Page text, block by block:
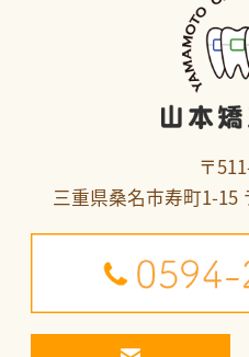
〒
三重県桑名市寿町1-15